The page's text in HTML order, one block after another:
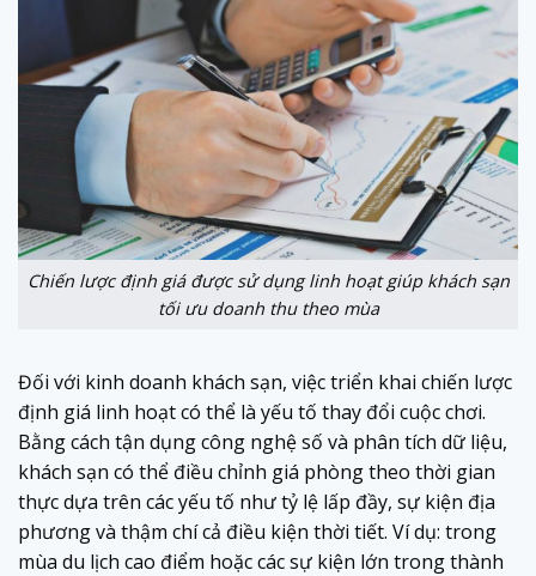
Chiến lược định giá được sử dụng linh hoạt giúp khách sạn
tối ưu doanh thu theo mùa
Đối với kinh doanh khách sạn, việc triển khai chiến lược
định giá linh hoạt có thể là yếu tố thay đổi cuộc chơi.
Bằng cách tận dụng công nghệ số và phân tích dữ liệu,
khách sạn có thể điều chỉnh giá phòng theo thời gian
thực dựa trên các yếu tố như tỷ lệ lấp đầy, sự kiện địa
phương và thậm chí cả điều kiện thời tiết. Ví dụ: trong
mùa du lịch cao điểm hoặc các sự kiện lớn trong thành